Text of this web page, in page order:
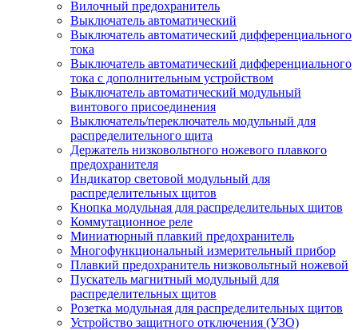
Вилочный предохранитель
Выключатель автоматический
Выключатель автоматический дифференциального
тока
Выключатель автоматический дифференциального
тока с дополнительным устройством
Выключатель автоматический модульный
винтового присоединения
Выключатель/переключатель модульный для
распределительного щита
Держатель низковольтного ножевого плавкого
предохранителя
Индикатор световой модульный для
распределительных щитов
Кнопка модульная для распределительных щитов
Коммутационное реле
Миниатюрный плавкий предохранитель
Многофункциональный измерительный прибор
Плавкий предохранитель низковольтный ножевой
Пускатель магнитный модульный для
распределительных щитов
Розетка модульная для распределительных щитов
Устройство защитного отключения (УЗО)